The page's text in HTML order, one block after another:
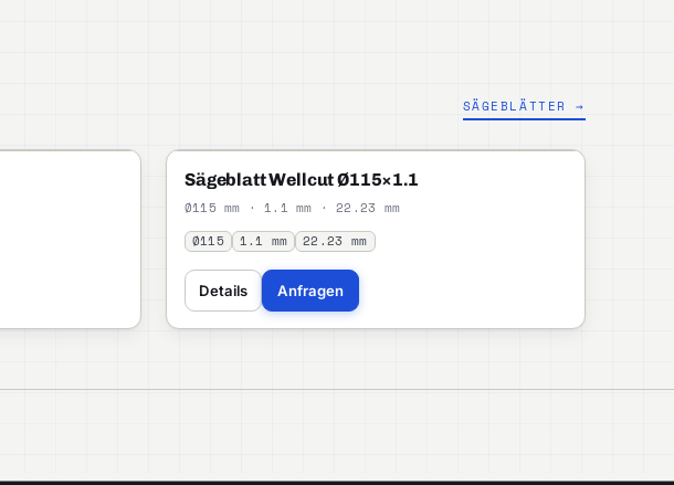
SÄGEBLÄTTER →
PROFI
Sägeblatt Wellcut Ø115×1.1
Ø115 mm · 1.1 mm · 22.23 mm
Ø115 1.1 mm 22.23 mm
Details Anfragen